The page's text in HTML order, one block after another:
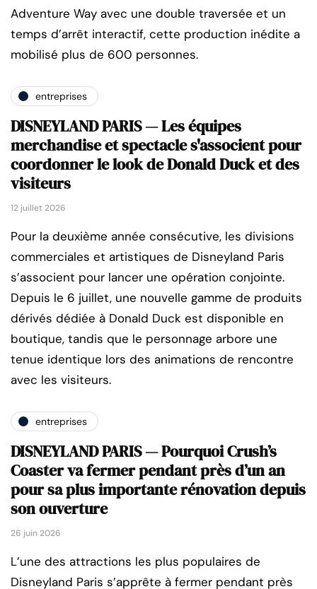
Adventure Way avec une double traversée et un
temps d’arrêt interactif, cette production inédite a
mobilisé plus de 600 personnes.
entreprises
DISNEYLAND PARIS — Les équipes
merchandise et spectacle s'associent pour
coordonner le look de Donald Duck et des
visiteurs
12 juillet 2026
Pour la deuxième année consécutive, les divisions
commerciales et artistiques de Disneyland Paris
s’associent pour lancer une opération conjointe.
Depuis le 6 juillet, une nouvelle gamme de produits
dérivés dédiée à Donald Duck est disponible en
boutique, tandis que le personnage arbore une
tenue identique lors des animations de rencontre
avec les visiteurs.
entreprises
DISNEYLAND PARIS — Pourquoi Crush’s
Coaster va fermer pendant près d’un an
pour sa plus importante rénovation depuis
son ouverture
26 juin 2026
L’une des attractions les plus populaires de
Disneyland Paris s’apprête à fermer pendant près